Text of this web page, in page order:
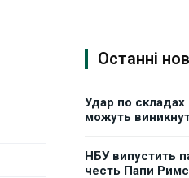
Останні
Удар по
можуть
НБУ випустить
честь Папи